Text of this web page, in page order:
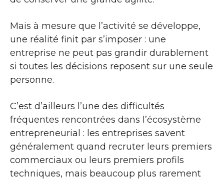
Mais à mesure que l’activité se développe,
une réalité finit par s’imposer : une
entreprise ne peut pas grandir durablement
si toutes les décisions reposent sur une seule
personne.
C’est d’ailleurs l’une des difficultés
fréquentes rencontrées dans l’écosystème
entrepreneurial : les entreprises savent
généralement quand recruter leurs premiers
commerciaux ou leurs premiers profils
techniques, mais beaucoup plus rarement